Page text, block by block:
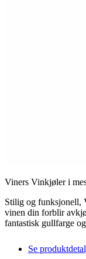
Viners Vinkjøler i
Stilig og funksjonell,
vinen din forblir
fantastisk gullfarge
Se